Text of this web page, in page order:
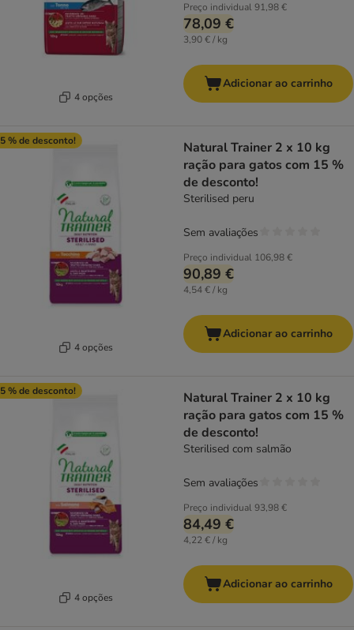
4 opções
Preço individual91,98 €
78,09 €
3,90 € / kg
Adicionar ao carrinho
% de desconto!
4 opções
Natural Trainer 2 x 10 kg
ração para gatos com 15 %
de desconto!
Sterilised peru
Preço individual 106,98 €
90,89 €
4,54 € / kg
Sem avaliações
Adicionar ao carrinho
% de desconto!
4 opções
Natural Trainer 2 x 10 kg
ração para gatos com 15 %
de desconto!
Sterilised com salmão
Preço individual93,98 €
84,49 €
4,22 € / kg
Sem avaliações
Adicionar ao carrinho